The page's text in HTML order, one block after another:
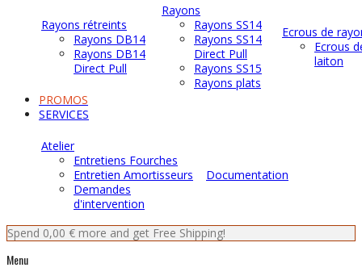
Rayons rétreints
Rayons DB14
Rayons DB14
Direct Pull
Rayons
Rayons SS14
Rayons SS14
Direct Pull
Rayons SS15
Rayons plats
Ecrous de
Ecrous
laiton
PROMOS
SERVICES
Atelier
Entretiens Fourches
Entretien Amortisseurs
Demandes
d'intervention
Documentation
Spend 0,00 € more and get Free Shipping!
Menu